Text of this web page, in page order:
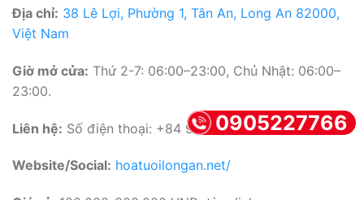
Địa chỉ: 38 Lê Lợi, Phường 1, Tân An, Long An 82000,
Việt Nam
Giờ mở cửa: Thứ 2-7: 06:00–23:00, Chủ Nhật: 06:00–
23:00.
Liên hệ: Số điện thoại: +84 963 333 521
Website/Social: hoatuoilongan.net/
0905227766